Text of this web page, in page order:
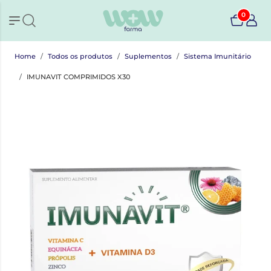
0
Home Todos os produtos Suplementos Sistema Imunitário
IMUNAVIT COMPRIMIDOS X30